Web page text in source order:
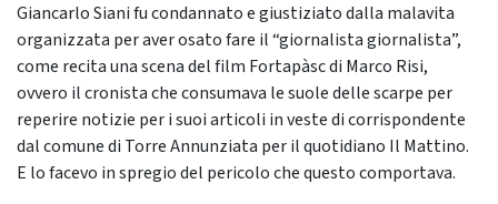
Giancarlo Siani fu condannato e giustiziato dalla malavita
organizzata per aver osato fare il “giornalista giornalista”,
come recita una scena del film Fortapàsc di Marco Risi,
ovvero il cronista che consumava le suole delle scarpe per
reperire notizie per i suoi articoli in veste di corrispondente
dal comune di Torre Annunziata per il quotidiano Il Mattino.
E lo facevo in spregio del pericolo che questo comportava.